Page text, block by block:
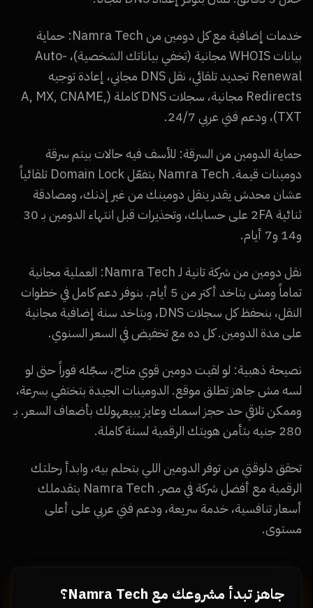
خدمات إضافية مع كل دومين من Namra Tech: حماية
بيانات WHOIS مجانية (تخفي بياناتك الشخصية)، Auto-
Renewal تجديد تلقائي، نقل DNS مجاني، إعادة توجيه
Redirects مجانية، سجلات DNS كاملة (A, MX, CNAME,
TXT)، ودعم فني عربي 24/7.
حماية الدومين من السرقة: للأسف فيه حالات بيتم سرقة
دومينات قيمة. Namra Tech بتفعّل Domain Lock تلقائياً
عشان محدش يقدر ينقل دومينك من غير إذنك، ومصادقة
ثنائية 2FA على حسابك، وتحذيرات قبل انتهاء الدومين بـ 30
و14 و7 أيام.
نقل دومين من شركة تانية لـ Namra Tech: العملية مجانية
تماماً ومش بتاخد أكتر من 5 أيام. بنوفر دعم كامل في خطوات
النقل، بنحفظ كل سجلات DNS، وبتاخد سنة إضافية مجانية
على مدة الدومين. كل ده مع تخفيض في السعر السنوي.
نصيحة ذهبية: لو لقيت دومين قوي متاح، سجّله فوراً حتى لو
لسه مش جاهز تطلق موقع. الدومينات الجيدة بتختفي بسرعة،
وممكن تلاقي حد حجز اسمك وعايز يبيعهولك بأضعاف السعر. بـ
280 جنيه بتأمن هويتك الرقمية لسنة كاملة.
تحقق دلوقتي من توفر الدومين اللي بتحلم بيه، وابدأ رحلتك
الرقمية مع أفضل شركة في مصر. Namra Tech بتقدملك
أسعار تنافسية، خدمة سريعة، ودعم فني عربي على أعلى
مستوى.
جاهز تبدأ مشروعك مع Namra Tech؟